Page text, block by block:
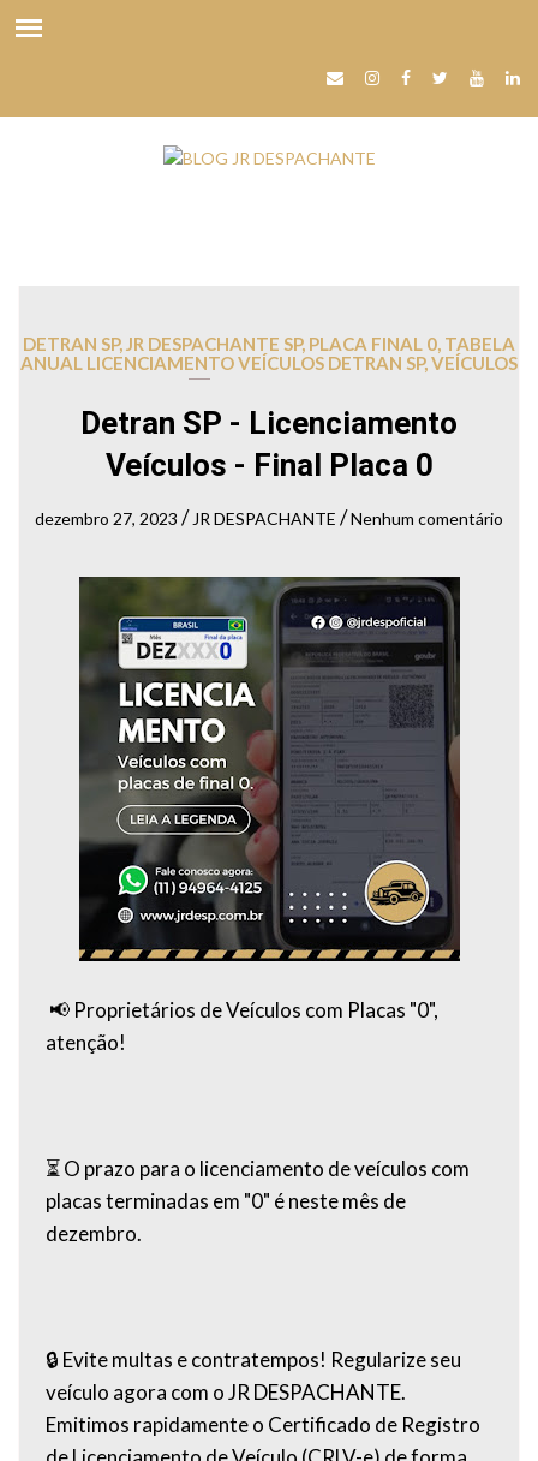
DETRAN SP,JR DESPACHANTE SP, PLACA FINAL 0, TABELA
ANUAL LICENCIAMENTO VEÍCULOS DETRAN SP,VEÍCULOS
Detran SP - Licenciamento
Veículos - Final Placa 0
dezembro 27, 2023 / JR DESPACHANTE /Nenhum comentário
📢 Proprietários de Veículos com Placas "0",
atenção!
⏳ O prazo para o licenciamento de veículos com
placas terminadas em "0" é neste mês de
dezembro.
🔒 Evite multas e contratempos! Regularize seu
veículo agora com o JR DESPACHANTE.
Emitimos rapidamente o Certificado de Registro